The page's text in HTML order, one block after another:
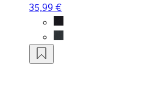
35,99 €